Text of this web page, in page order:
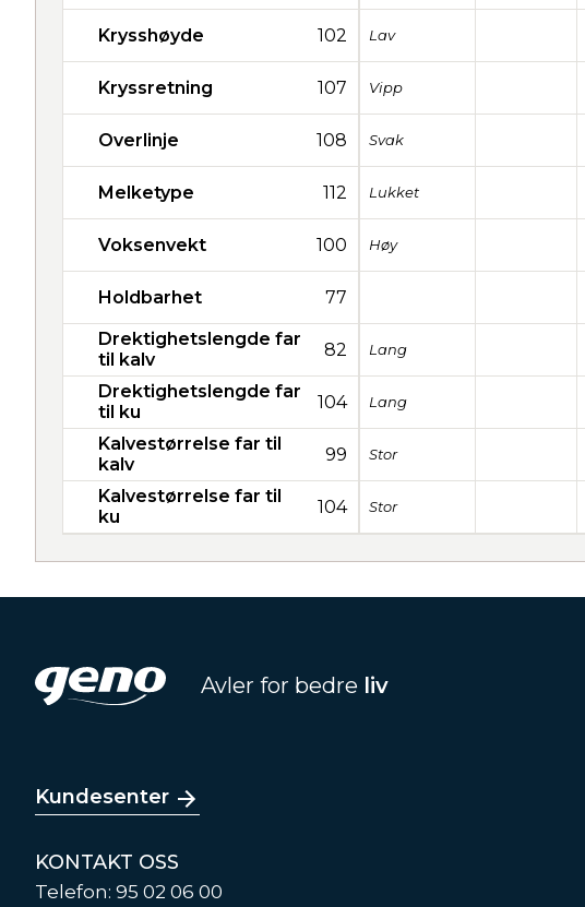
Krysshøyde 102 Lav
Kryssretning 107 Vipp
Overlinje 108 Svak
Melketype 112 Lukket
Voksenvekt 100 Høy
Holdbarhet 77
Drektighetslengde far
til kalv
82 Lang
Drektighetslengde far
til ku
104 Lang
Kalvestørrelse far til
kalv
99 Stor
Kalvestørrelse far til
ku
104 Stor
Avler for bedre liv
Kundesenter
KONTAKT OSS
Telefon: 95 02 06 00